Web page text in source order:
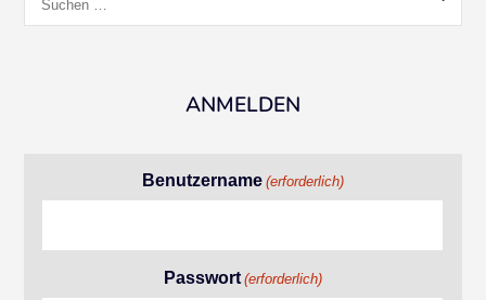
nach:
ANMELDEN
Benutzername (erforderlich)
Passwort (erforderlich)